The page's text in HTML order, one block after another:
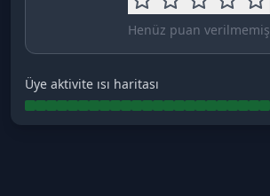
Henüz puan verilmemiş
Üye aktivite ısı haritası